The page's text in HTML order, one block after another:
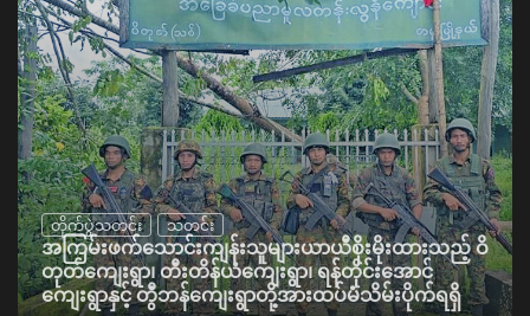
တိုက်ပွဲသတင်း သတင်း
အကြမ်းဖက်သောင်းကျန်းသူများယာယီစိုးမိုးထားသည့် ဝိ
တုတ်ကျေးရွာ၊ တီးတိန်ယံကျေးရွာ၊ ရန်တိုင်းအောင်
ကျေးရွာနှင့် တွီဘန်ကျေးရွာတို့အားထပ်မံသိမ်းပိုက်ရရှိ